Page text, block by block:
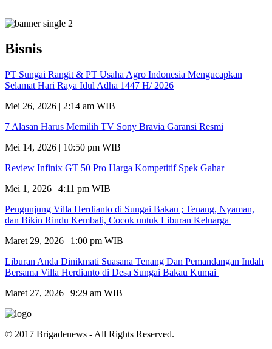
Bisnis
PT Sungai Rangit & PT Usaha Agro Indonesia Mengucapkan
Selamat Hari Raya Idul Adha 1447 H/ 2026
Mei 26, 2026 | 2:14 am WIB
7 Alasan Harus Memilih TV Sony Bravia Garansi Resmi
Mei 14, 2026 | 10:50 pm WIB
Review Infinix GT 50 Pro Harga Kompetitif Spek Gahar
Mei 1, 2026 | 4:11 pm WIB
Pengunjung Villa Herdianto di Sungai Bakau ; Tenang, Nyaman,
dan Bikin Rindu Kembali, Cocok untuk Liburan Keluarga
Maret 29, 2026 | 1:00 pm WIB
Liburan Anda Dinikmati Suasana Tenang Dan Pemandangan Indah
Bersama Villa Herdianto di Desa Sungai Bakau Kumai
Maret 27, 2026 | 9:29 am WIB
© 2017 Brigadenews - All Rights Reserved.